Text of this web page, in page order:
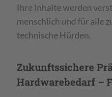
Ihre Inhalte werden
menschlich und für alle
technische Hürden.
Zukunftssichere
Hardwarebedarf –